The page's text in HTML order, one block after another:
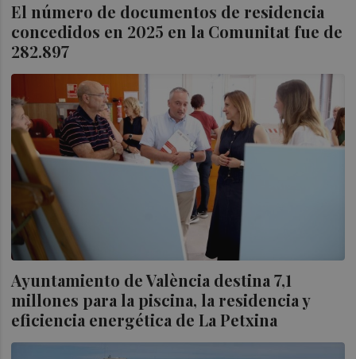
El número de documentos de residencia
concedidos en 2025 en la Comunitat fue de
282.897
Ayuntamiento de València destina 7,1
millones para la piscina, la residencia y
eficiencia energética de La Petxina